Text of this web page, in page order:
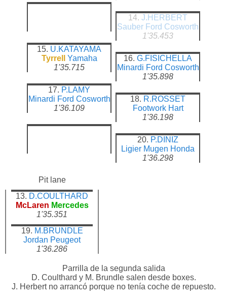
14. J.HERBERT
Sauber Ford Cosworth
1'35.453
15. U.KATAYAMA
Tyrrell
Yamaha
1'35.715
16. G.FISICHELLA
Minardi Ford Cosworth
1'35.898
17. P.LAMY
Minardi Ford Cosworth
1'36.109
18. R.ROSSET
Footwork Hart
1'36.198
20. P.DINIZ
Ligier Mugen Honda
1'36.298
Pit lane
13. D.COULTHARD
McLaren Mercedes
1'35.351
19. M.BRUNDLE
Jordan Peugeot
1'36.286
Parrilla de la segunda salida
D. Coulthard y M. Brundle salen desde boxes.
J. Herbert no arrancó porque no tenía coche de repuesto.